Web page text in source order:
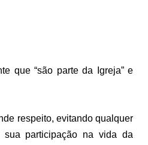
que “são parte da Igreja” e
respeito, evitando qualquer
sua participação na vida da